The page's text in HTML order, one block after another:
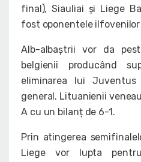
final), Siauliai și Liege
fost oponentele
Alb-albaștrii vor da
belgienii producând
eliminarea lui
general. Lituanienii
A cu un bilanț de 6-1.
Prin atingerea
Liege vor lupta